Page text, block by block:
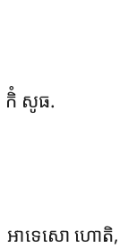
កិំ សូធ.
អាទេសោ ហោតិ,